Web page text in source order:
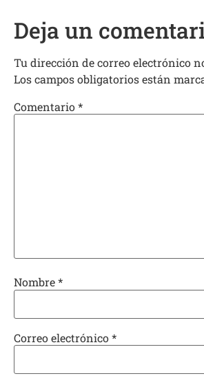
Deja un
Tu dirección de correo electrónico
Los campos obligatorios están
Comentario*
Nombre*
Correo electrónico*